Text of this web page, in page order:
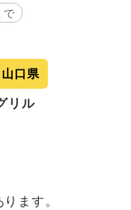
で
山口県
リル
ます。